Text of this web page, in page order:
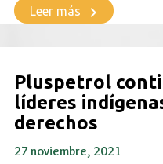
Leer más keyboard_arrow_right
Pluspetrol
líderes
derechos
27 noviembre, 2021